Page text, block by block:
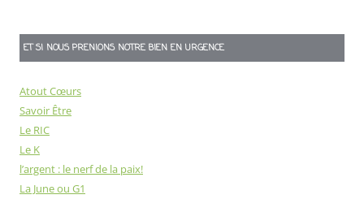
ET SI NOUS PRENIONS NOTRE BIEN EN URGENCE
Atout Cœurs
Savoir Être
Le RIC
Le K
l’argent : le nerf de la paix!
La June ou G1